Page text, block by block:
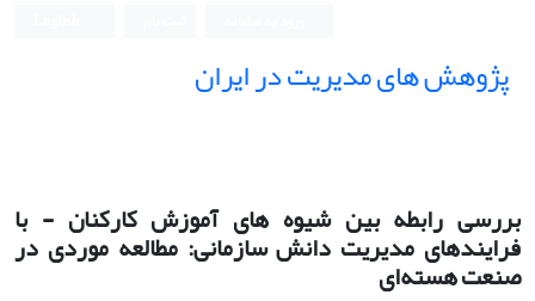
پژوهش های مدیریت در ایران
بررسی رابطه بین شیوه های آموزش کارکنان - با
فرایندهای مدیریت دانش سازمانی: مطالعه موردی در
صنعت هسته‌ای